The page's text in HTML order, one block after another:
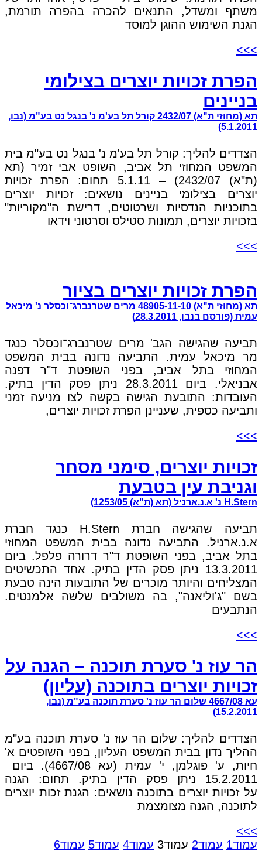
משתף ומשדל, התנאים להכרה בהפרה תורמת,
הגנת השימוש ההוגן למוסד
>>>
הפרת זכויות יוצרים בצילומי
בניינים
תא (מחוזי ת"א) 2432/07 קורל תל בע'מ נ' בנגל נט בע"מ (נבו,
5.1.2011)
הצדדים להליך: קורל תל בע'מ נ' בנגל נט בע"מ בית
המשפט המחוזי תל אביב, השופט אבי זמיר (תא
(ת"א) 2432/07) – 5.1.11 תחום: הפרת זכויות
יוצרים בצילומי בניינים נושאים: זכויות יוצרים
בתוכניות הנדסיות ושרטוטים, דרישת ה"מקוריות"
בזכויות יוצרים, תמונות סטילס וסרטוני וידאו
>>>
הפרת זכויות יוצרים בציור
תא (מחוזי ת"א) 48905-11-10 מרים שטרנברג־וכסלר נ' מיכאל
עמית (פורסם בנבו, 28.3.2011)
תביעה שהגישה הגב' מרים שטרנברג־וכסלר כנגד
מר מיכאל עמית. התביעה נדונה בבית המשפט
המחוזי בתל אביב, בפני השופטת ד"ר דפנה
אבניאלי. ביום 28.3.2011 ניתן פסק הדין בתיק.
העובדות: התובעת הגישה בקשה לצו מניעה זמני
ותביעה כספית, שעניינן הפרת זכויות יוצרים,
>>>
זכויות יוצרים, סימני מסחר
וגניבת עין בטבעת
H.Stern נ' א.נ.ארניל (תא (ת"א) 1253/05)
תביעה שהגישה חברת H.Stern כנגד חברת
א.נ.ארניל. התביעה נדונה בבית המשפט המחוזי
בתל אביב, בפני השופטת ד"ר דרורה פלפל. ביום
13.3.2011 ניתן פסק הדין בתיק. אחד התכשיטים
המצליחים והיותר מוכרים של התובעות הינה טבעת
בשם "ג'וליאנה", בה משולבים שלשה אלמנטים.
הנתבעים
>>>
הר עוז נ' סערת תוכנה – הגנה על
זכויות יוצרים בתוכנה (עליון)
עא 4667/08 שלום הר עוז נ' סערת תוכנה בע"מ (נבו,
15.2.2011)
הצדדים להליך: שלום הר עוז נ' סערת תוכנה בע"מ
ההליך נדון בבית המשפט העליון, בפני השופטים א'
חיות, ע' פוגלמן, י' עמית (עא 4667/08). ביום
15.2.2011 ניתן פסק הדין בתיק. תחום: הגנה
על זכויות יוצרים בתוכנה נושאים: הגנת זכות יוצרים
לתוכנה, הגנה מצומצמת
>>>
עמוד1 עמוד2 עמוד3 עמוד4 עמוד5 עמוד6